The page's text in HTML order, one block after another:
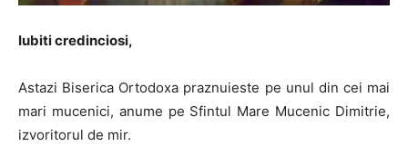
Iubiti credinciosi,
Astazi Biserica Ortodoxa praznuieste pe unul din cei mai
mari mucenici, anume pe Sfintul Mare Mucenic Dimitrie,
izvoritorul de mir.